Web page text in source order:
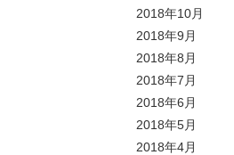
2018年10月
2018年9月
2018年8月
2018年7月
2018年6月
2018年5月
2018年4月